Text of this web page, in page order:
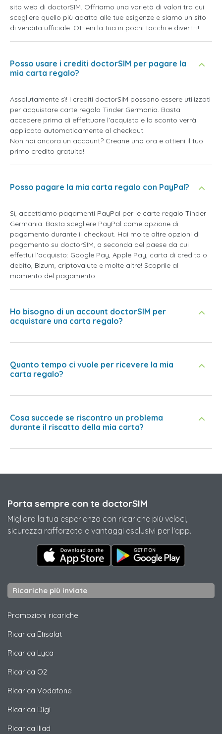
sito web di doctorSIM. Offriamo una varietà di valori tra cui
scegliere quello più adatto alle tue esigenze e siamo un sito
di vendita ufficiale. Ottieni la tua in pochi tocchi e divertiti!
Posso usare i crediti doctorSIM per pagare la
mia carta regalo?
Assolutamente sì! I crediti doctorSIM possono essere utilizzati
per acquistare carte regalo Tinder Germania. Basta
accedere prima di effettuare l'acquisto e lo sconto verrà
applicato automaticamente al checkout.
Non hai ancora un account? Creane uno ora e ottieni il tuo
primo credito gratuito!
Posso pagare la mia carta regalo con PayPal?
Sì, accettiamo pagamenti PayPal per le carte regalo Tinder
Germania. Basta scegliere PayPal come opzione di
pagamento durante il checkout. Hai molte altre opzioni di
pagamento su doctorSIM, a seconda del paese da cui
effettui l'acquisto: Google Pay, Apple Pay, carta di credito o
debito, Bizum, criptovalute e molte altre! Scoprile al
momento del pagamento.
Ho bisogno di un account doctorSIM per
acquistare una carta regalo?
Quanto tempo ci vuole per ricevere la mia
carta regalo?
Cosa succede se riscontro un problema
durante il riscatto della mia carta?
Porta sempre con te doctorSIM
Migliora la tua esperienza con ricariche più veloci,
sicurezza rafforzata e vantaggi esclusivi per l'app.
Ricariche più inviate
Promozioni ricariche
Ricarica Etisalat
Ricarica Lyca
Ricarica O2
Ricarica Vodafone
Ricarica Digi
Ricarica Iliad